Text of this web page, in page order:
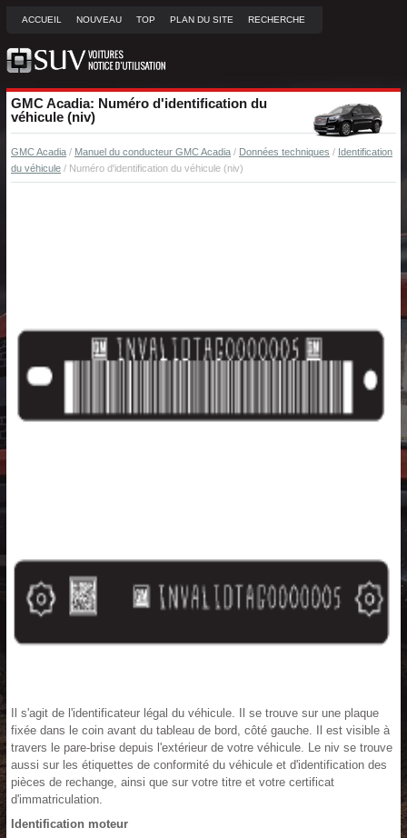
ACCUEIL NOUVEAU TOP PLAN DU SITE RECHERCHE
GMC Acadia: Numéro d'identification du
véhicule (niv)
GMC Acadia / Manuel du conducteur GMC Acadia / Données techniques / Identification
du véhicule / Numéro d'identification du véhicule (niv)
Il s'agit de l'identificateur légal du véhicule. Il se trouve sur une plaque
fixée dans le coin avant du tableau de bord, côté gauche. Il est visible à
travers le pare-brise depuis l'extérieur de votre véhicule. Le niv se trouve
aussi sur les étiquettes de conformité du véhicule et d'identification des
pièces de rechange, ainsi que sur votre titre et votre certificat
d'immatriculation.
Identification moteur